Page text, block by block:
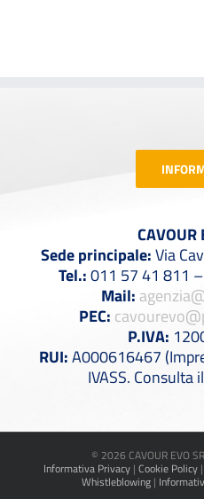
CAVOUR
Sede principale:Via
Tel.:011 57 41 811 –
Mail:
PEC:
P.IVA:
RUI:A000616467
IVASS. Consulta il
© 2026 CAVOUR EVO
Informativa Privacy | Cookie Policy |
Whistleblowing |